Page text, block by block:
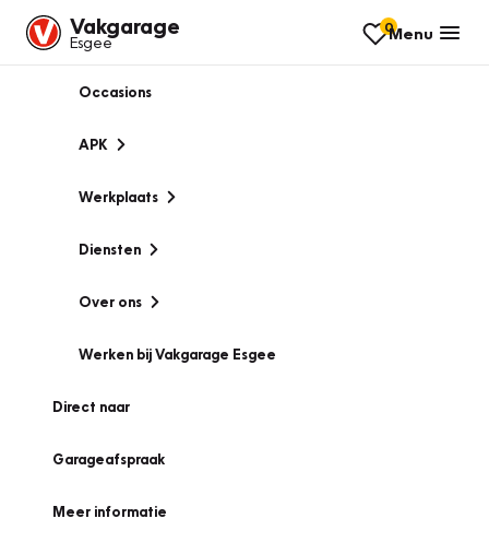
Vakgarage
Esgee
0Menu
Occasions
APK
Werkplaats
Diensten
Over ons
Werken bij Vakgarage Esgee
Direct naar
Garageafspraak
Meer informatie